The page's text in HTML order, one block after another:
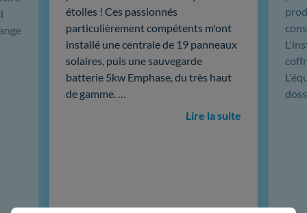
étoiles ! Ces passionnés
particulièrement compétents m'ont
installé une centrale de 19 panneaux
solaires, puis une sauvegarde
batterie 5kw Emphase, du très haut
de gamme. …
Lire la suite